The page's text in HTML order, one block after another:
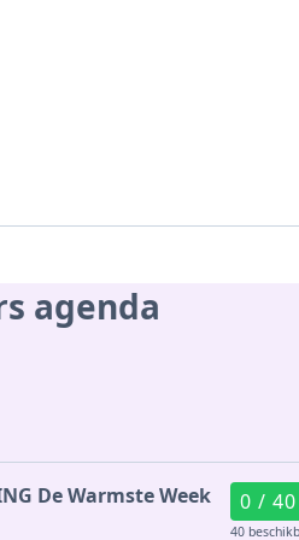
agenda
De Warmste Week 0 / 40
40